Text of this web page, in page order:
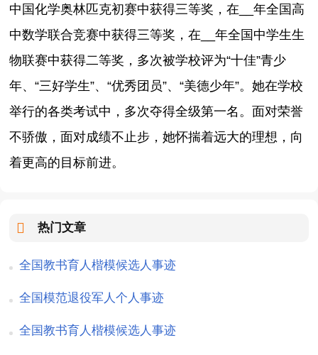
中国化学奥林匹克初赛中获得三等奖，在__年全国高
中数学联合竞赛中获得三等奖，在__年全国中学生生
物联赛中获得二等奖，多次被学校评为“十佳”青少
年、“三好学生”、“优秀团员”、“美德少年”。她在学校
举行的各类考试中，多次夺得全级第一名。面对荣誉
不骄傲，面对成绩不止步，她怀揣着远大的理想，向
着更高的目标前进。
热门文章
全国教书育人楷模候选人事迹
全国模范退役军人个人事迹
全国教书育人楷模候选人事迹